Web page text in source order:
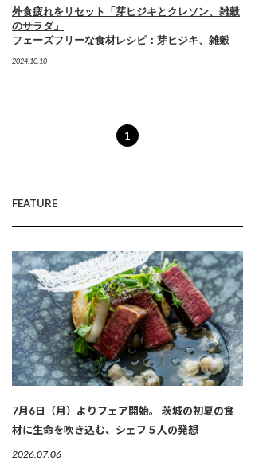
外食疲れをリセット「芽ヒジキとクレソン、雑穀
のサラダ」
フェーズフリーな食材レシピ：芽ヒジキ、雑穀
2024.10.10
1
FEATURE
7月6日（月）よりフェア開始。 茨城の初夏の食
材に生命を吹き込む、シェフ５人の発想
2026.07.06